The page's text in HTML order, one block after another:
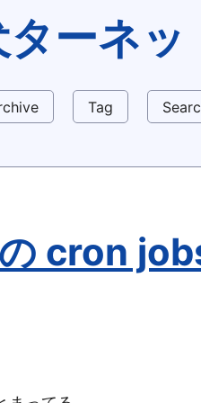
ターネッ
Tag
cron